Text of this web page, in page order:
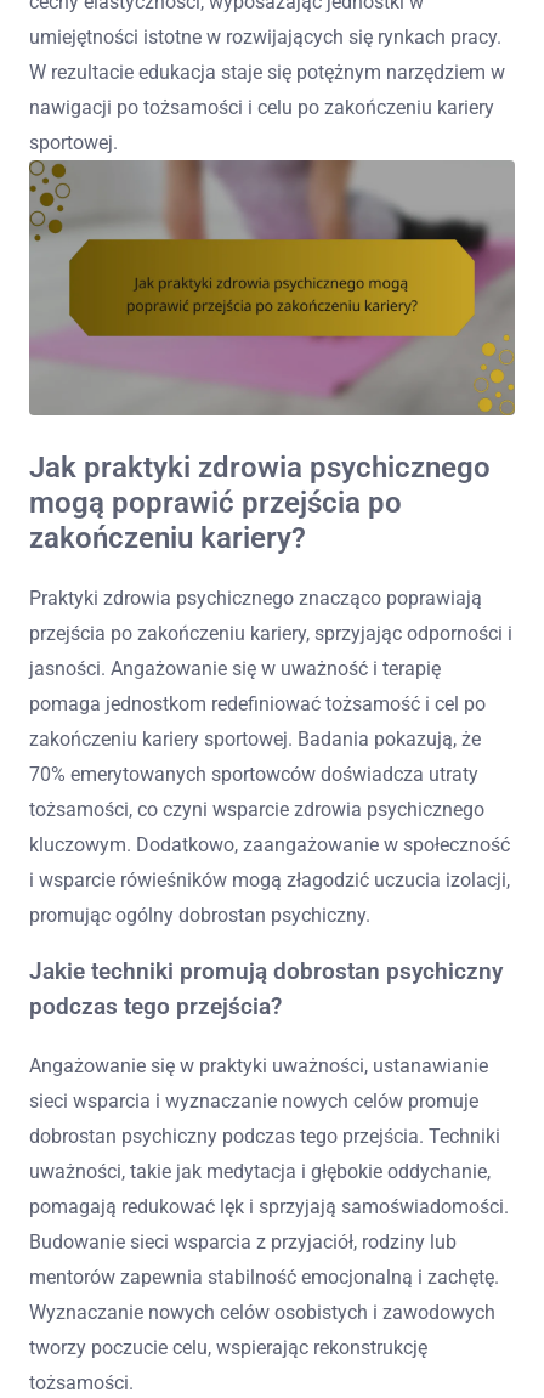
umiejętności istotne w rozwijających się rynkach pracy.
W rezultacie edukacja staje się potężnym narzędziem w
nawigacji po tożsamości i celu po zakończeniu kariery
sportowej.
Jak praktyki zdrowia psychicznego
mogą poprawić przejścia po
zakończeniu kariery?
Praktyki zdrowia psychicznego znacząco poprawiają
przejścia po zakończeniu kariery, sprzyjając odporności i
jasności. Angażowanie się w uważność i terapię
pomaga jednostkom redefiniować tożsamość i cel po
zakończeniu kariery sportowej. Badania pokazują, że
70% emerytowanych sportowców doświadcza utraty
tożsamości, co czyni wsparcie zdrowia psychicznego
kluczowym. Dodatkowo, zaangażowanie w społeczność
i wsparcie rówieśników mogą złagodzić uczucia izolacji,
promując ogólny dobrostan psychiczny.
Jakie techniki promują dobrostan psychiczny
podczas tego przejścia?
Angażowanie się w praktyki uważności, ustanawianie
sieci wsparcia i wyznaczanie nowych celów promuje
dobrostan psychiczny podczas tego przejścia. Techniki
uważności, takie jak medytacja i głębokie oddychanie,
pomagają redukować lęk i sprzyjają samoświadomości.
Budowanie sieci wsparcia z przyjaciół, rodziny lub
mentorów zapewnia stabilność emocjonalną i zachętę.
Wyznaczanie nowych celów osobistych i zawodowych
tworzy poczucie celu, wspierając rekonstrukcję
tożsamości.